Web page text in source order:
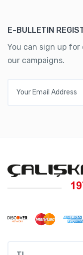
E-BULLETIN
You can sign up
our campaigns.